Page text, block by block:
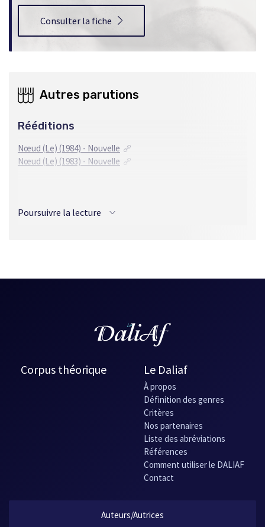
Consulter la fiche
Autres parutions
Rééditions
Nœud (Le) (1984) - Nouvelle
Nœud (Le) (1983) - Nouvelle
Grec
Nodul (1982) - Nouvelle
Poursuivre la lecture
Corpus théorique Le Daliaf
À propos
Définition des genres
Critères
Nos partenaires
Liste des abréviations
Références
Comment utiliser le DALIAF
Contact
Auteurs/Autrices